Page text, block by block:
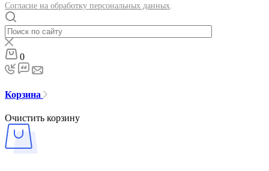
Согласие на обработку персональных данных
0
Корзина
Очистить корзину